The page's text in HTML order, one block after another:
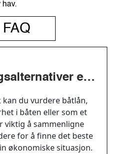
hav.
FAQ
er
du vurdere båtlån,
i båten eller som et
viktig å sammenligne
for å finne det beste
økonomiske situasjon.